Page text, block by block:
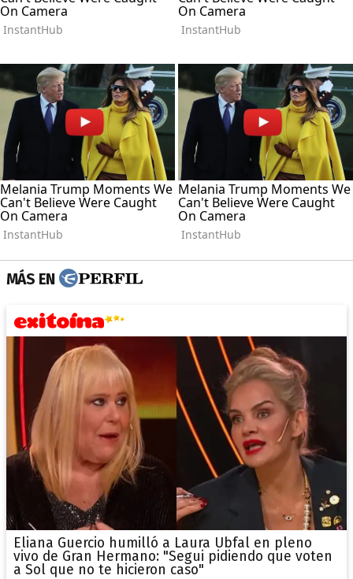
MÁS EN
Eliana Guercio humilló a Laura Ubfal en pleno
vivo de Gran Hermano: "Segui pidiendo que voten
a Sol que no te hicieron caso"